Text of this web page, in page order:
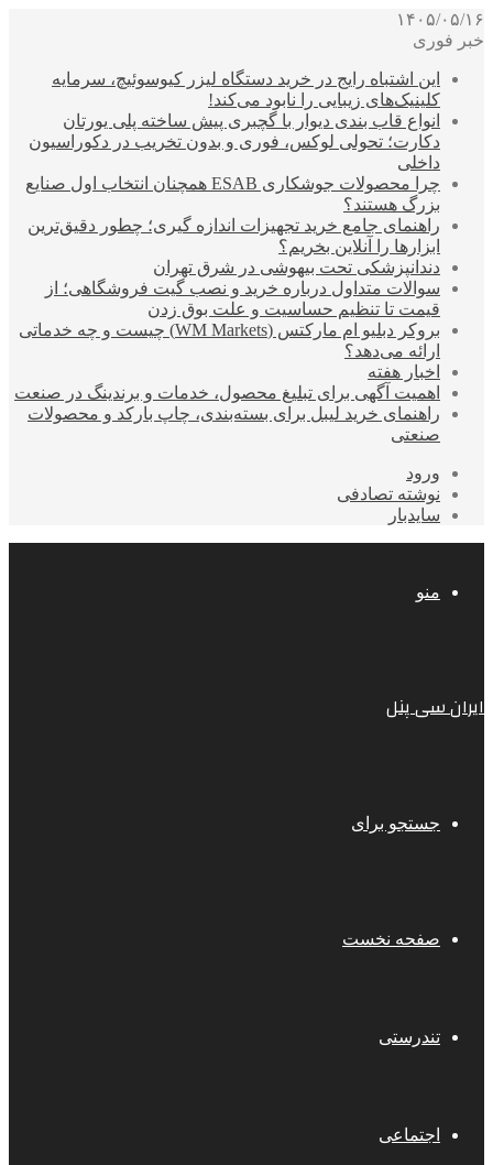
۱۴۰۵/۰۵/۱۶
خبر فوری
این اشتباه رایج در خرید دستگاه لیزر کیوسوئیچ، سرمایه
کلینیک‌های زیبایی را نابود می‌کند!
انواع قاب بندی دیوار با گچبری پیش ساخته پلی یورتان
دکارت؛ تحولی لوکس، فوری و بدون تخریب در دکوراسیون
داخلی
چرا محصولات جوشکاری ESAB همچنان انتخاب اول صنایع
بزرگ هستند؟
راهنمای جامع خرید تجهیزات اندازه گیری؛ چطور دقیق‌ترین
ابزارها را آنلاین بخریم؟
دندانپزشکی تحت بیهوشی در شرق تهران
سوالات متداول درباره خرید و نصب گیت فروشگاهی؛ از
قیمت تا تنظیم حساسیت و علت بوق زدن
بروکر دبلیو ام مارکتس (WM Markets) چیست و چه خدماتی
ارائه می‌دهد؟
اخبار هفته
اهمیت آگهی برای تبلیغ محصول، خدمات و برندینگ در صنعت
راهنمای خرید لیبل برای بسته‌بندی، چاپ بارکد و محصولات
صنعتی
ورود
نوشته تصادفی
سایدبار
منو
ایران سی پنل
جستجو برای
صفحه نخست
تندرستی
اجتماعی